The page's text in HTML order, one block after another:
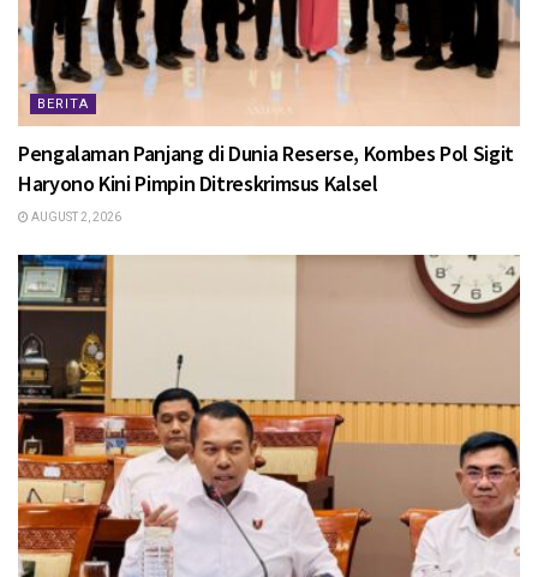
BERITA
Pengalaman Panjang di Dunia Reserse, Kombes Pol Sigit
Haryono Kini Pimpin Ditreskrimsus Kalsel
AUGUST 2, 2026